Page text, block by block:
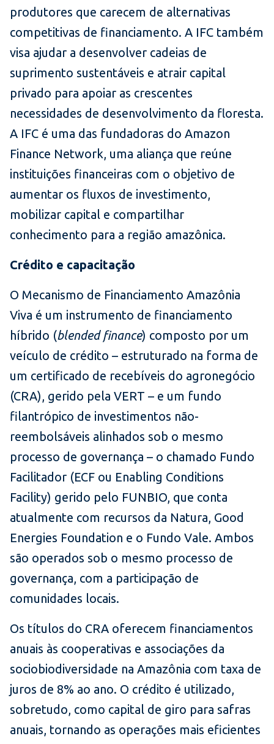
produtores que carecem de alternativas
competitivas de financiamento. A IFC também
visa ajudar a desenvolver cadeias de
suprimento sustentáveis e atrair capital
privado para apoiar as crescentes
necessidades de desenvolvimento da floresta.
A IFC é uma das fundadoras do Amazon
Finance Network, uma aliança que reúne
instituições financeiras com o objetivo de
aumentar os fluxos de investimento,
mobilizar capital e compartilhar
conhecimento para a região amazônica.
Crédito e capacitação
O Mecanismo de Financiamento Amazônia
Viva é um instrumento de financiamento
híbrido (blended finance) composto por um
veículo de crédito – estruturado na forma de
um certificado de recebíveis do agronegócio
(CRA), gerido pela VERT – e um fundo
filantrópico de investimentos não-
reembolsáveis alinhados sob o mesmo
processo de governança – o chamado Fundo
Facilitador (ECF ou Enabling Conditions
Facility) gerido pelo FUNBIO, que conta
atualmente com recursos da Natura, Good
Energies Foundation e o Fundo Vale. Ambos
são operados sob o mesmo processo de
governança, com a participação de
comunidades locais.
Os títulos do CRA oferecem financiamentos
anuais às cooperativas e associações da
sociobiodiversidade na Amazônia com taxa de
juros de 8% ao ano. O crédito é utilizado,
sobretudo, como capital de giro para safras
anuais, tornando as operações mais eficientes